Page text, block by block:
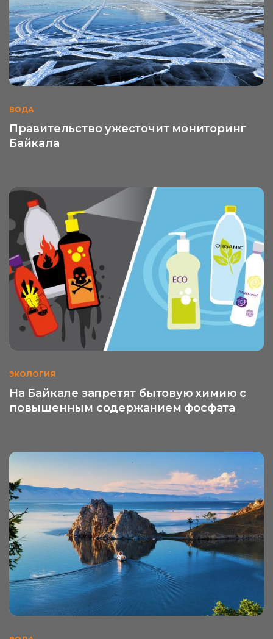
ВОДА
Правительство ужесточит мониторинг
Байкала
ЭКОЛОГИЯ
На Байкале запретят бытовую химию с
повышенным содержанием фосфата